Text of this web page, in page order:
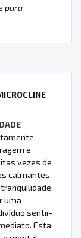
para
e
vezes de
calmantes
uma
sentir-
Esta